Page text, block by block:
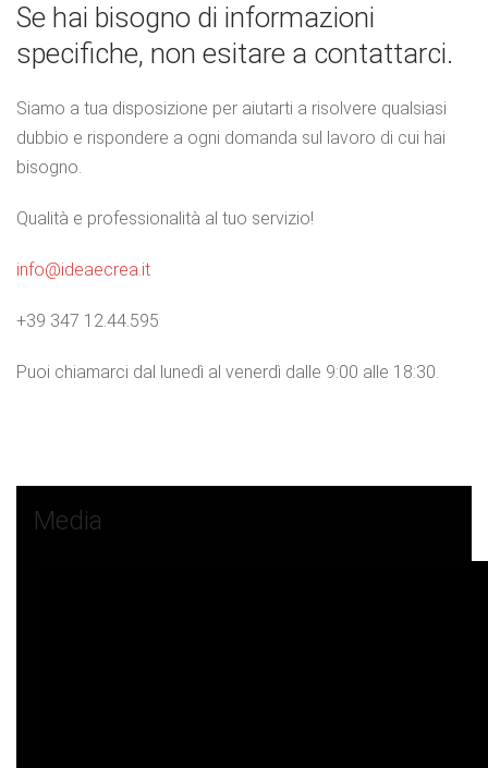
Se hai bisogno di informazioni
specifiche, non esitare a contattarci.
Siamo a tua disposizione per aiutarti a risolvere qualsiasi
dubbio e rispondere a ogni domanda sul lavoro di cui hai
bisogno.
Qualità e professionalità al tuo servizio!
info@ideaecrea.it
+39 347 12.44.595
Puoi chiamarci dal lunedì al venerdì dalle 9:00 alle 18:30.
Media